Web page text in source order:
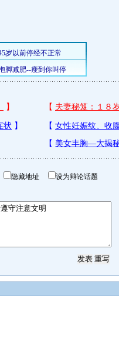
隐藏地址 设为辩论话题